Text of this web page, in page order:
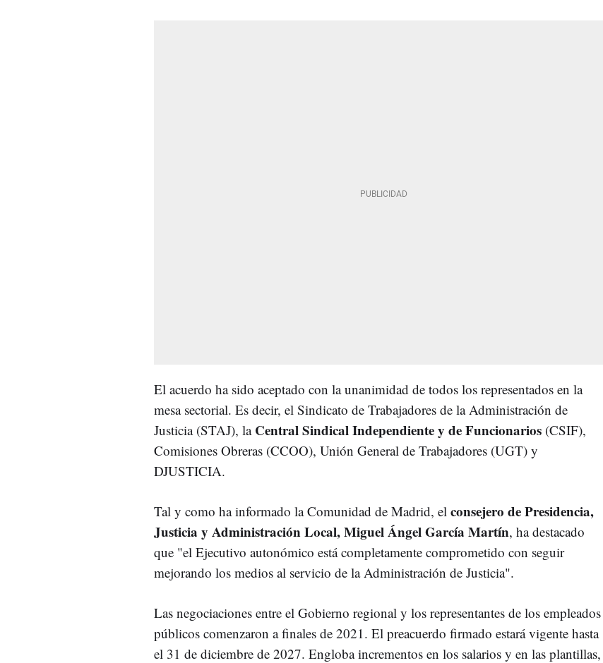
El acuerdo ha sido aceptado con la unanimidad de todos los representados en la
mesa sectorial. Es decir, el Sindicato de Trabajadores de la Administración de
Justicia (STAJ), laCentral Sindical Independiente y de Funcionarios (CSIF),
Comisiones Obreras (CCOO), Unión General de Trabajadores (UGT) y
DJUSTICIA.
Tal y como ha informado la Comunidad de Madrid, el consejero de Presidencia,
Justicia y Administración Local, Miguel Ángel García Martín, ha destacado
que "el Ejecutivo autonómico está completamente comprometido con seguir
mejorando los medios al servicio de la Administración de Justicia".
Las negociaciones entre el Gobierno regional y los representantes de los empleados
públicos comenzaron a finales de 2021. El preacuerdo firmado estará vigente hasta
el 31 de diciembre de 2027. Engloba incrementos en los salarios y en las plantillas,